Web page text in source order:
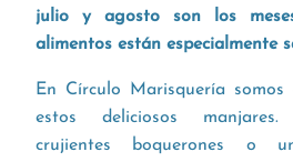
julio y agosto son los
alimentos están especialmente
En Círculo Marisquería
estos deliciosos
crujientes boquerones o